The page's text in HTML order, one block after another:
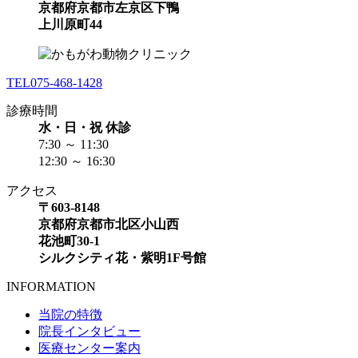
京都府京都市左京区下鴨
上川原町44
TEL075-468-1428
診療時間
水・日・祝 休診
7:30 ～ 11:30
12:30 ～ 16:30
アクセス
〒603-8148
京都府京都市北区小山西
花池町30-1
シルクシティ花・紫明1F号館
INFORMATION
当院の特徴
院長インタビュー
医療センター案内